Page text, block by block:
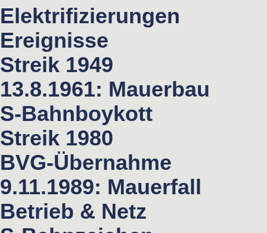
Elektrifizierungen
Ereignisse
Streik 1949
13.8.1961: Mauerbau
S-Bahnboykott
Streik 1980
BVG-Übernahme
9.11.1989: Mauerfall
Betrieb & Netz